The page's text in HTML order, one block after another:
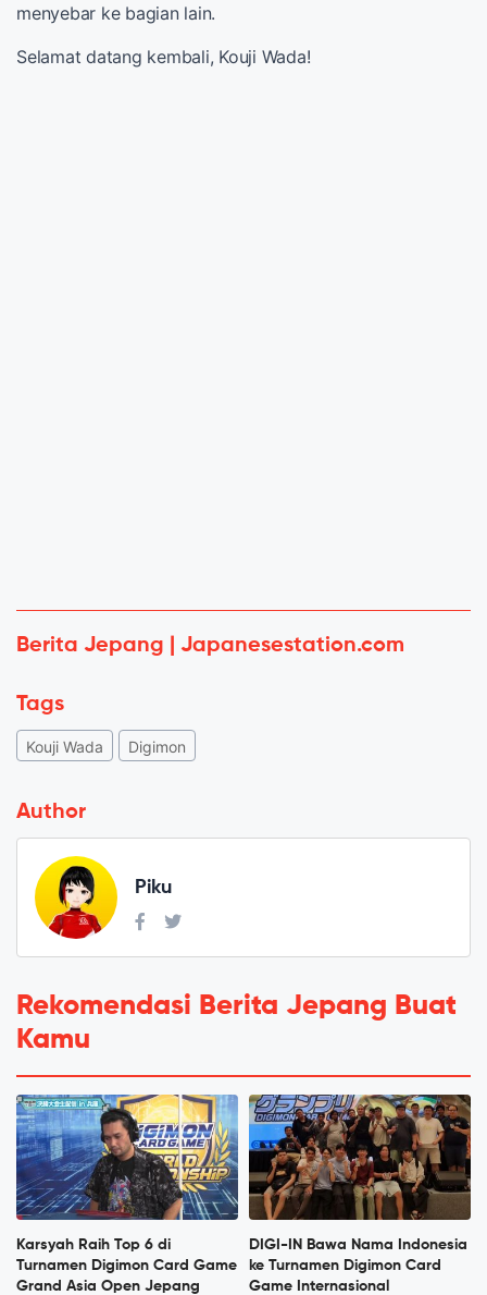
menyebar ke bagian lain.
Selamat datang kembali, Kouji Wada!
Berita Jepang | Japanesestation.com
Tags
Kouji Wada Digimon
Author
Piku
Rekomendasi Berita Jepang Buat
Kamu
Karsyah Raih Top 6 di
Turnamen Digimon Card Game
Grand Asia Open Jepang
DIGI-IN Bawa Nama Indonesia
ke Turnamen Digimon Card
Game Internasional